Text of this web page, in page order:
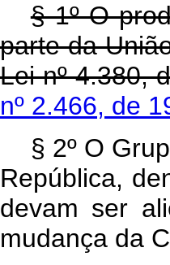
§ 1º O
parte da
Lei nº 4.380,
nº 2.466, de
§ 2º O
República,
devam ser
mudança da